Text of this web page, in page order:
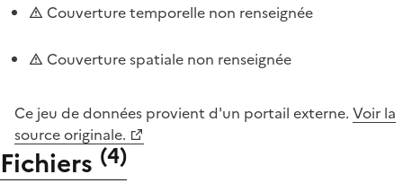
Couverture temporelle non renseignée
Couverture spatiale non renseignée
Ce jeu de données provient d'un portail externe. Voir la
source originale.
Fichiers (4)